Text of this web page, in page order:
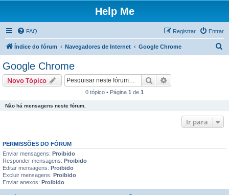
Help Me
FAQ Entrar
Registrar
Índice do fórum Navegadores de Internet Google Chrome
Google Chrome
Novo Tópico Pesquisar
0 tópico • Página 1 de 1
Não há mensagens neste fórum.
Ir para
PERMISSÕES DO FÓRUM
Enviar mensagens: Proibido
Responder mensagens: Proibido
Editar mensagens: Proibido
Excluir mensagens: Proibido
Enviar anexos: Proibido